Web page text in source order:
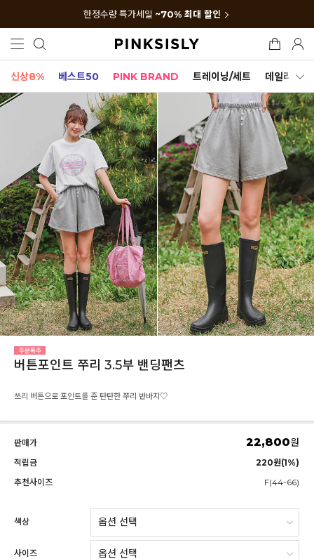
한정수량 특가세일 ~70% 최대 할인
신상8% 베스트50 PINK BRAND 트레이닝/세트 데일리세트
버튼포인트 쭈리 3.5부 밴딩팬츠
쓰리 버튼으로 포인트를 준 탄탄한 쭈리 반바지♡
판매가 22,800원
적립금
220원(1%)
추천사이즈
F(44-66)
색상
사이즈